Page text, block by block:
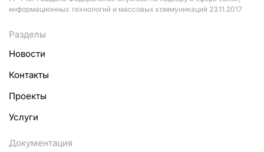
информационных технологий и массовых коммуникаций 23.11.2017
Разделы
Новости
Контакты
Проекты
Услуги
Документация